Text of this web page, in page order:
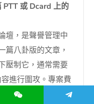
PTT 或 Dcard 上的
壇，是聲譽管理中
篇八卦版的文章，
壓制它，通常需要
進行圍攻。專案費
元
之間，且